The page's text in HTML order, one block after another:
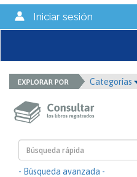
Iniciar sesión
Categorías
- Búsqueda avanzada -